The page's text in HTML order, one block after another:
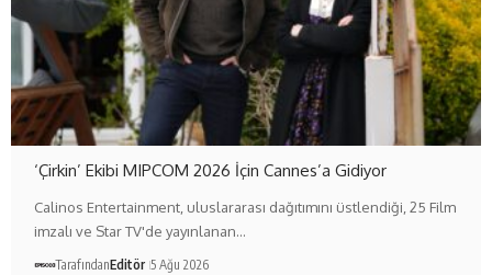
‘Çirkin’ Ekibi MIPCOM 2026 İçin Cannes’a Gidiyor
Calinos Entertainment, uluslararası dağıtımını üstlendiği, 25 Film
imzalı ve Star TV'de yayınlanan…
TarafındanEditör 5 Ağu 2026